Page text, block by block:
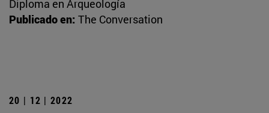
Diploma en Arqueología
Publicado en: The Conversation
20 | 12 | 2022